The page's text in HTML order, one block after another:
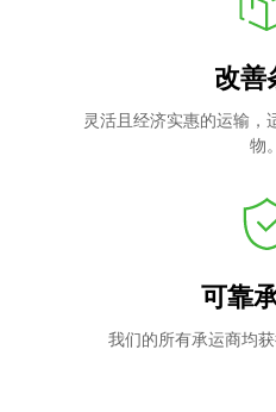
改善
灵活且经济实惠的运输，
物。
可靠
我们的所有承运商均获